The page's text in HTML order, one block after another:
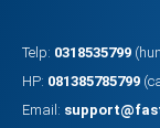
Telp: 0318535799
HP: 081385785799
Email: